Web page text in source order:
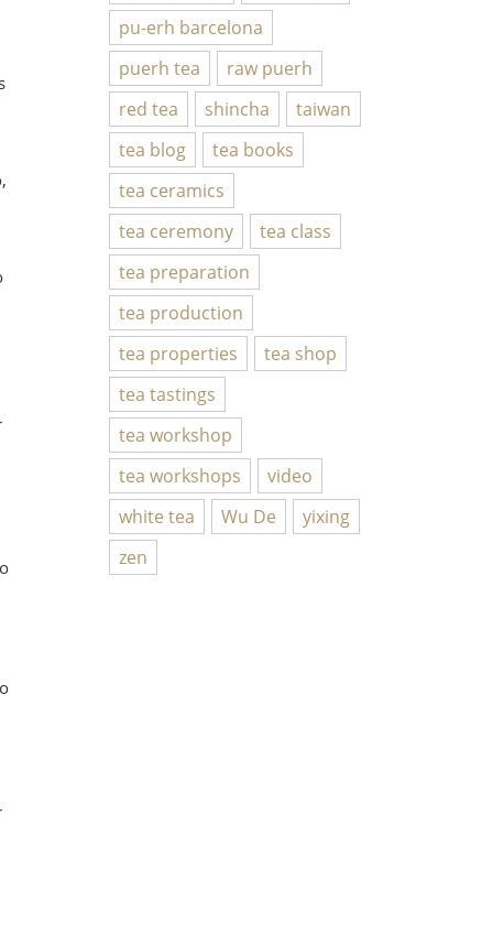
pu-erh barcelona
puerh tea
raw puerh
red tea
shincha
taiwan
tea blog
tea books
tea ceramics
tea ceremony
tea class
tea preparation
tea production
tea properties
tea shop
tea tastings
tea workshop
tea workshops
video
white tea
Wu De
yixing
zen